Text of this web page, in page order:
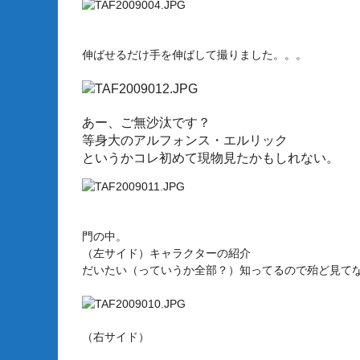
伸ばせるだけ手を伸ばして撮りました。。。
あー、ご無沙汰です？
等身大のアルフォンス・エルリック
というかコレ初めて現物見たかもしれない。
門の中。
（左サイド）キャラクターの紹介
だいたい（っていうか全部？）知ってるので殆ど見て
（右サイド）